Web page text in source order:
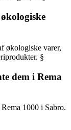
økologiske varer,
§
dem i Rema
1000 i Sabro.